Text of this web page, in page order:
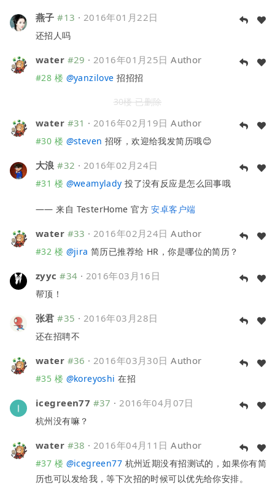
燕子 #13 · 2016年01月22日
还招人吗
water #29 ·2016年01月25日 Author
#28 楼 @yanzilove 招招招
30楼 已删除
water #31 ·2016年02月19日 Author
#30 楼 @steven 招呀，欢迎给我发简历哦😊
大浪 #32 · 2016年02月24日
#31 楼 @weamylady 投了没有反应是怎么回事哦
—— 来自 TesterHome 官方安卓客户端
water #33 ·2016年02月24日 Author
#32 楼 @jira 简历已推荐给 HR，你是哪位的简历？
zyyc #34 · 2016年03月16日
帮顶！
张君 #35 · 2016年03月28日
还在招聘不
water #36 ·2016年03月30日 Author
#35 楼 @koreyoshi 在招
icegreen77 #37 ·2016年04月07日
杭州没有嘛？
water #38 ·2016年04月11日 Author
#37 楼 @icegreen77 杭州近期没有招测试的，如果你有简
历也可以发给我，等下次招的时候可以优先给你安排。